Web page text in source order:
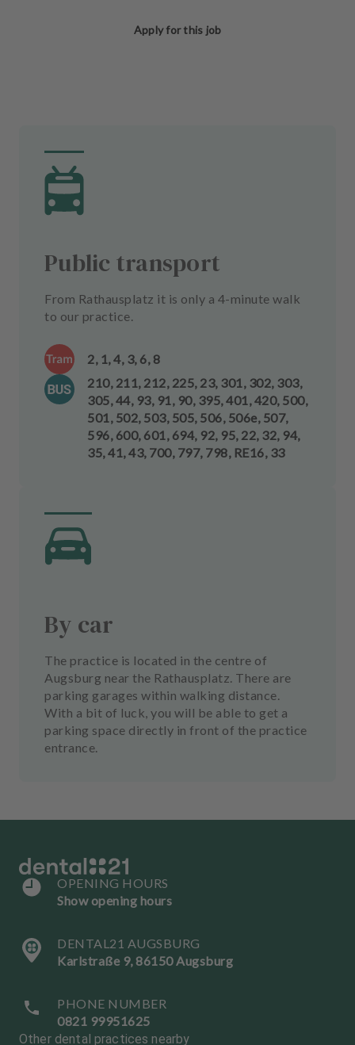
Apply for this job
Public transport
From Rathausplatz it is only a 4-minute walk
to our practice.
2, 1, 4, 3, 6, 8
210, 211, 212, 225, 23, 301, 302, 303,
305, 44, 93, 91, 90, 395, 401, 420, 500,
501, 502, 503, 505, 506, 506e, 507,
596, 600, 601, 694, 92, 95, 22, 32, 94,
35, 41, 43, 700, 797, 798, RE16, 33
By car
The practice is located in the centre of
Augsburg near the Rathausplatz. There are
parking garages within walking distance.
With a bit of luck, you will be able to get a
parking space directly in front of the practice
entrance.
OPENING HOURS
Show opening hours
DENTAL21 AUGSBURG
Karlstraße 9, 86150 Augsburg
PHONE NUMBER
0821 99951625
Other dental practices nearby